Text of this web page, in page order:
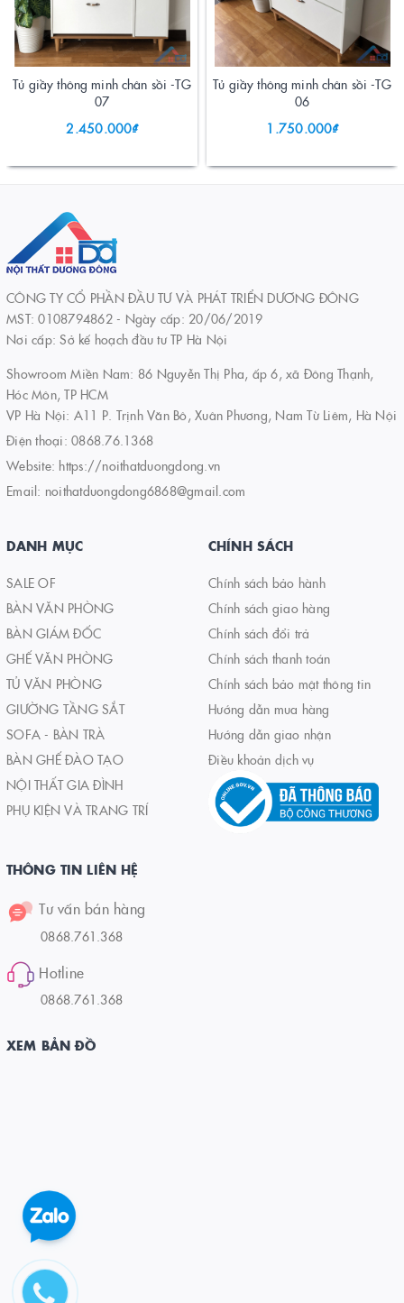
Tủ giầy thông minh chân sồi -TG
07
2.450.000₫
Tủ giầy thông minh chân sồi -TG
06
1.750.000₫
CÔNG TY CỔ PHẦN ĐẦU TƯ VÀ PHÁT TRIỂN DƯƠNG ĐÔNG
MST: 0108794862 - Ngày cấp: 20/06/2019
Nơi cấp: Sở kế hoạch đầu tư TP Hà Nội
Showroom Miền Nam: 86 Nguyễn Thị Pha, ấp 6, xã Đông Thạnh,
Hóc Môn, TP HCM
VP Hà Nội: A11 P. Trịnh Văn Bô, Xuân Phương, Nam Từ Liêm, Hà Nội
Điện thoại: 0868.76.1368
Website: https://noithatduongdong.vn
Email: noithatduongdong6868@gmail.com
DANH MỤC
SALE OF
BÀN VĂN PHÒNG
BÀN GIÁM ĐỐC
GHẾ VĂN PHÒNG
TỦ VĂN PHÒNG
GIƯỜNG TẦNG SẮT
SOFA - BÀN TRÀ
BÀN GHẾ ĐÀO TẠO
NỘI THẤT GIA ĐÌNH
PHỤ KIỆN VÀ TRANG TRÍ
CHÍNH SÁCH
Chính sách bảo hành
Chính sách giao hàng
Chính sách đổi trả
Chính sách thanh toán
Chính sách bảo mật thông tin
Hướng dẫn mua hàng
Hướng dẫn giao nhận
Điều khoản dịch vụ
THÔNG TIN LIÊN HỆ
Tư vấn bán hàng
0868.761.368
Hotline
0868.761.368
XEM BẢN ĐỒ